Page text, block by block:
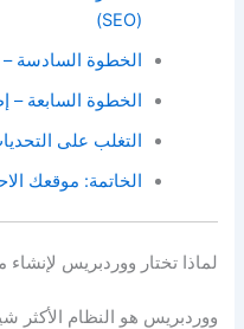
(SEO)
الخطوة السادسة –
الخطوة السابعة –
التغلب على
الخاتمة: موقعك
لماذا تختار ووردبريس لإنشاء
ووردبريس هو النظام الأكثر